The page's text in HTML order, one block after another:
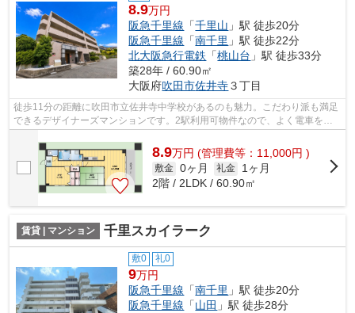
8.9万円
阪急千里線 「千里山 」駅 徒歩20分
阪急千里線 「南千里 」駅 徒歩22分
北大阪急行電鉄 「桃山台 」駅 徒歩33分
築28年 / 60.90㎡
大阪府吹田市佐井寺３丁目
徒歩11分の距離に吹田市立佐井寺中学校があるのも魅力。こだわり派も満足
できるデザイナーズマンションです。2駅利用可物件なので、よく電車を利
用する方にピッタリですね。こちらの物...
8.9万円 (管理費等：11,000円 )
敷金 0ヶ月 礼金
1ヶ月
2階 / 2LDK / 60.90㎡
賃貸 | マンション 千里スカイラーク
敷0 礼0
9万円
阪急千里線 「南千里 」駅 徒歩20分
阪急千里線 「山田 」駅 徒歩28分